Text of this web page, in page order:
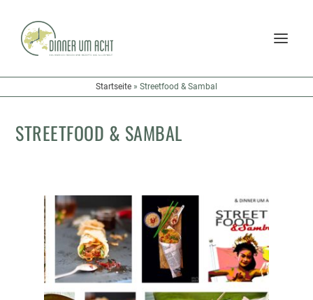
Startseite » Streetfood & Sambal
STREETFOOD & SAMBAL